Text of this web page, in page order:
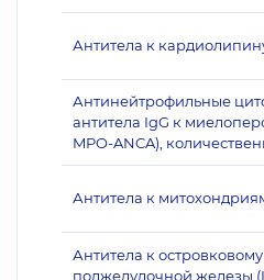
Антитела к
Антинейтрофильные
антитела IgG к
MPO-ANCA),
Антитела к
Антитела к
поджелудочной железы